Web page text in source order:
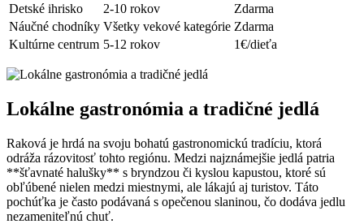
Detské ihrisko
2-10 rokov
Zdarma
Náučné chodníky Všetky vekové kategórie Zdarma
Kultúrne centrum 5-12 rokov 1€/dieťa
Lokálne gastronómia a tradičné jedlá
Raková je hrdá na svoju bohatú gastronomickú tradíciu, ktorá
odráža rázovitosť tohto regiónu. Medzi najznámejšie jedlá patria
**šťavnaté halušky** s bryndzou či kyslou kapustou, ktoré sú
obľúbené nielen medzi miestnymi, ale lákajú aj turistov. Táto
pochúťka je často podávaná s opečenou slaninou, čo dodáva jedlu
nezameniteľnú chuť.